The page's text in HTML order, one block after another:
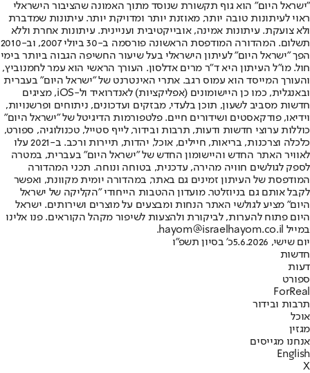
"ישראל היום" הוא גוף תקשורת שנוסד מתוך האמונה שהציבור הישראלי
ראוי לעיתונות טובה יותר, מאוזנת יותר ומדויקת יותר. עיתונות שמדברת
ולא צועקת. עיתונות אמינה, אובייקטיבית ועניינית. עיתונות אחרת וללא
תשלום. המהדורה המודפסת הראשונה פורסמה ב-30 ביולי 2007, וב-2010
הפך "ישראל היום" לעיתון הישראלי בעל שיעור החשיפה הגבוה ביותר בימי
חול. מו"ל העיתון היא ד"ר מרים אדלסון. העורך הראשי הוא עמר לחמנוביץ,
והעורך המייסד הוא עמוס רגב. אתרי האינטרנט של "ישראל היום" בעברית
ובאנגלית, כמו כן היישומונים (אפליקציות) לאנדרואיד ול-iOS, מציגים
חדשות מסביב לשעון, תוכן בלעדי, מבזקים ועדכונים, ניתוחים ופרשנויות,
וידיאו, פודקאסטים ושידורים חיים. פלטפורמות הדיגיטל של "ישראל היום"
כוללות ערוצי חדשות ודעות, תרבות ובידור, לייף סטייל, טכנולוגיה, ספורט,
כלכלה וצרכנות, בריאות, חיילים, אוכל, יהדות, תיירות ורכב. ב-2021 עלו
לאוויר האתר החדש והיישומון החדש של "ישראל היום" בעברית, במטרה
לספק לגולשים חוויה מהירה, עדכנית, בטוחה ונוחה. תכני המהדורה
המודפסת של העיתון זמינים גם באתר, במהדורה יומית מקוונת, ואפשר
לקבל אותם גם בניוזלטר. מועדון ההטבות הייחודי "הקליקה של ישראל
היום" מציע לגולשי האתר הנחות ומבצעים על מוצרים ושירותים. ישראל
היום פתוח להערות, לביקורת ולהצעות לשיפור מקהל הקוראים. פנו אלינו
במייל hayom@israelhayom.co.il.
יום שישי, 5.6.2026
כ' בסיון תשפ"ו
חדשות
דעות
ספורט
ForReal
תרבות ובידור
אוכל
מגזין
אנחנו מגייסים
English
X